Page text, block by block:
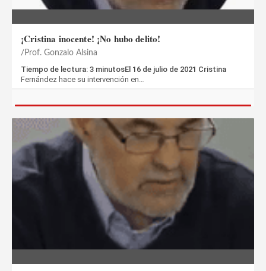
¡Cristina inocente! ¡No hubo delito!
Prof. Gonzalo Alsina
Tiempo de lectura: 3 minutosEl 16 de julio de 2021 Cristina
Fernández hace su intervención en…